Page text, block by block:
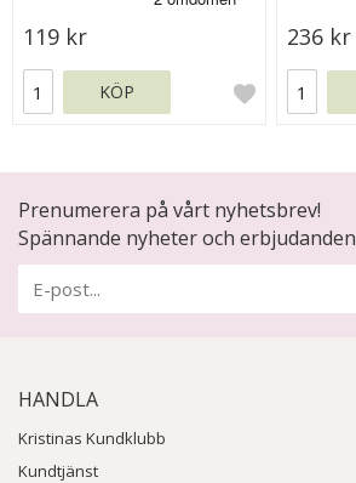
119 kr
KÖP
236 kr
Prenumerera på vårt nyhetsbrev!
Spännande nyheter och erbjudanden
HANDLA
Kristinas Kundklubb
Kundtjänst